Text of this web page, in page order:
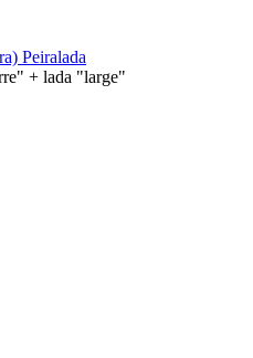
Peiralada
+ lada "large"